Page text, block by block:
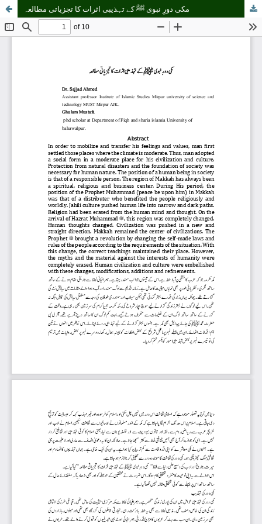
مکی دورِ نبوی ﷺ کے تہذیبی اثرات کا تجزیاتی مطالعہ